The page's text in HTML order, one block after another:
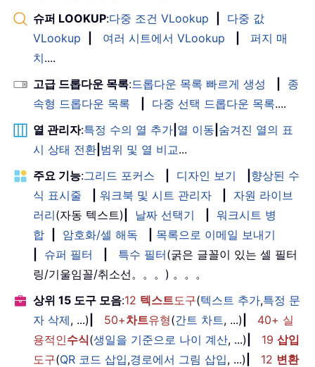
슈퍼 LOOKUP:다중 조건 VLookup
다중 값
VLookup
여러 시트에서 VLookup
퍼지 매
치....
고급 드롭다운 목록:드롭다운 목록 빠르게 생성
종
속형 드롭다운 목록
다중 선택 드롭다운 목록....
열 관리자:특정 수의 열 추가 열 이동 숨겨진 열의 표
시 상태 전환 범위 및 열 비교...
주요 기능:그리드 포커스 디자인 보기
향상된 수
식 표시줄
워크북 및 시트 관리자
자원 라이브
러리(자동 텍스트) 날짜 선택기
워크시트 병
합
암호화/셀 해독
목록으로 이메일 보내기
슈퍼 필터 특수 필터(굵은 글꼴이 있는 셀 필터
링/기울임꼴/취소선。。。) 。。。
상위 15 도구 모음:12 텍스트도구(텍스트 추가,특정 문
자 삭제, ...) 50+차트유형(간트 차트, ...)
40+ 실
용적인수식(생일을 기준으로 나이 계산, ...) 19 삽입
도구(QR 코드 삽입,경로에서 그림 삽입, ...) 12 변환